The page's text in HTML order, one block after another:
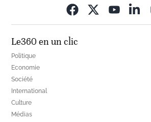
Le360 en un clic
Politique
Economie
Société
International
Culture
Médias